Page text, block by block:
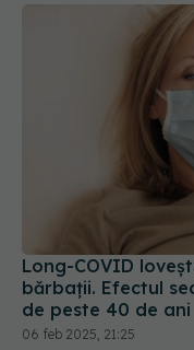
Long-COVID
bărbații. Efectul
de peste 40 de ani
06 feb 2025, 21:25